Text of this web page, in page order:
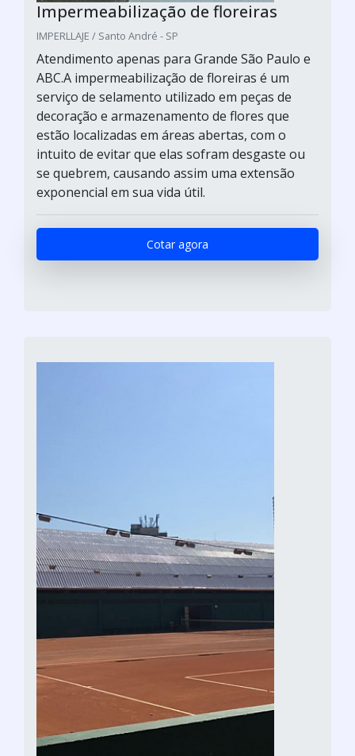
Impermeabilização de floreiras
IMPERLLAJE / Santo André - SP
Atendimento apenas para Grande São Paulo e
ABC.A impermeabilização de floreiras é um
serviço de selamento utilizado em peças de
decoração e armazenamento de flores que
estão localizadas em áreas abertas, com o
intuito de evitar que elas sofram desgaste ou
se quebrem, causando assim uma extensão
exponencial em sua vida útil.
Cotar agora